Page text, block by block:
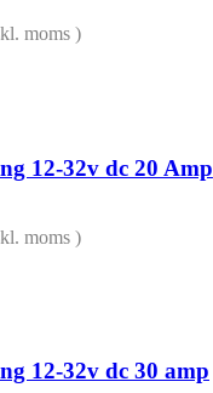
moms )
12-32v dc 20 Amp
moms )
12-32v dc 30 amp